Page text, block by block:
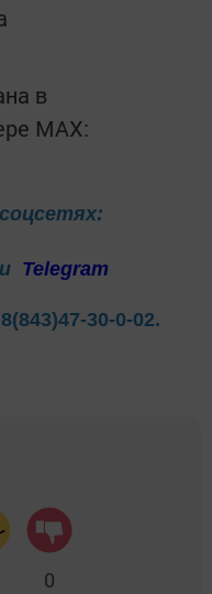
в
MАХ:
Telegram
8(843)47-30-0-02.
0